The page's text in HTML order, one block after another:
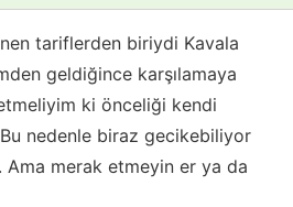
tariflerden biriydi Kavala
geldiğince karşılamaya
ki önceliği kendi
nedenle biraz gecikebiliyor
merak etmeyin er ya da